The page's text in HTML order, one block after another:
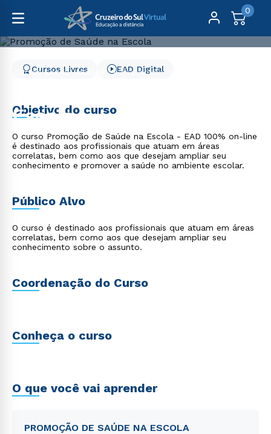
0
Cursos Livres Saúde Promoção de Saúde na Escola
Escola
Cursos Livres EAD Digital
Objetivo do curso
O curso Promoção de Saúde na Escola - EAD 100% on-line
é destinado aos profissionais que atuam em áreas
correlatas, bem como aos que desejam ampliar seu
conhecimento e promover a saúde no ambiente escolar.
Público Alvo
O curso é destinado aos profissionais que atuam em áreas
correlatas, bem como aos que desejam ampliar seu
conhecimento sobre o assunto.
Coordenação do Curso
Conheça o curso
O que você vai aprender
PROMOÇÃO DE SAÚDE NA ESCOLA